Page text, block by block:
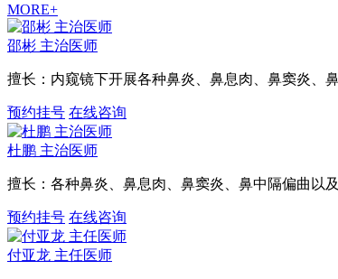
MORE+
邵彬 主治医师
擅长：内窥镜下开展各种鼻炎、鼻息肉、鼻窦炎、
预约挂号 在线咨询
杜鹏 主治医师
擅长：各种鼻炎、鼻息肉、鼻窦炎、鼻中隔偏曲以
预约挂号 在线咨询
付亚龙 主任医师